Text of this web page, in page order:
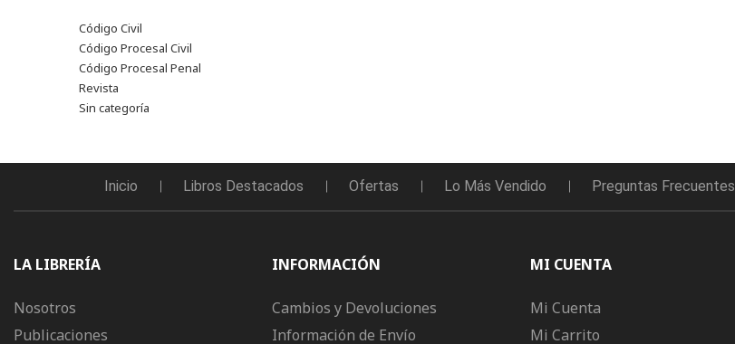
Código Civil
Código Procesal Civil
Código Procesal Penal
Revista
Sin categoría
Inicio Libros Destacados Ofertas Lo Más Vendido Preguntas Frecuentes
LA LIBRERÍA
Nosotros
Publicaciones
INFORMACIÓN
Cambios y Devoluciones
Información de Envío
MI CUENTA
Mi Cuenta
Mi Carrito